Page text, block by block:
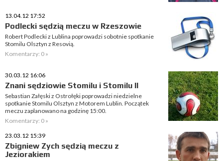
13.04.12 17:52
Podlecki sędzią meczu w Rzeszowie
Robert Podlecki z Lublina poprowadzi sobotnie spotkanie
Stomilu Olsztyn z Resovią.
Komentarzy: 0 »
30.03.12 16:06
Znani sędziowie Stomilu i Stomilu II
Sebastian Załęski z Ostrołęki poprowadzi niedzielne
spotkanie Stomilu Olsztyn z Motorem Lublin. Początek
meczu zaplanowano na godzinę 15:00.
Komentarzy: 0 »
23.03.12 15:39
Zbigniew Zych sędzią meczu z
Jeziorakiem